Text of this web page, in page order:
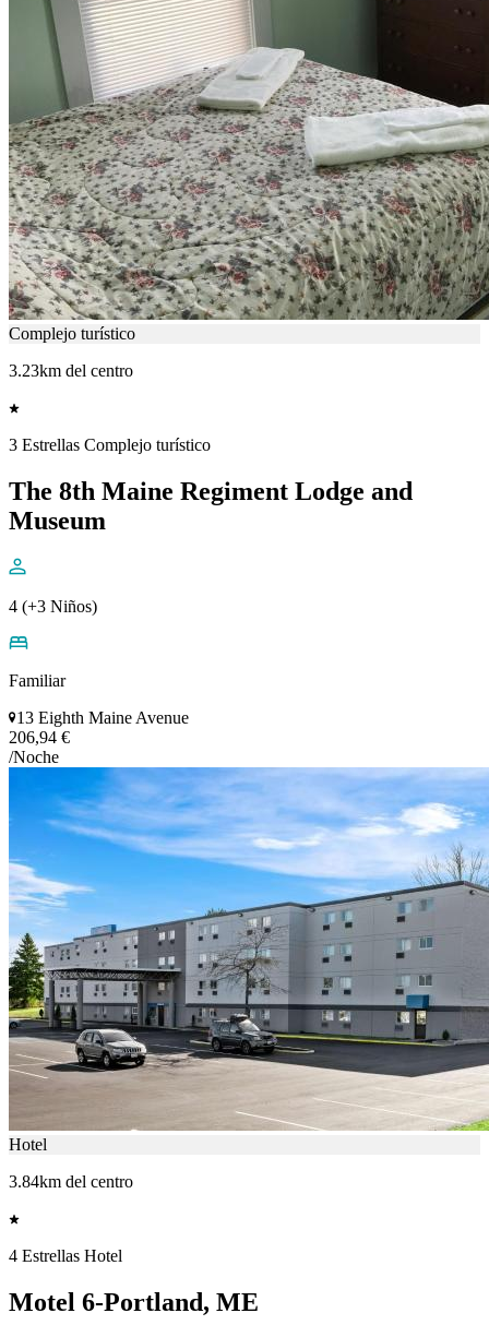
Complejo turístico
3.23km del centro
3 Estrellas Complejo turístico
The 8th Maine Regiment Lodge and
Museum
4 (+3 Niños)
Familiar
13 Eighth Maine Avenue
206,94 €
/Noche
Hotel
3.84km del centro
4 Estrellas Hotel
Motel 6-Portland, ME